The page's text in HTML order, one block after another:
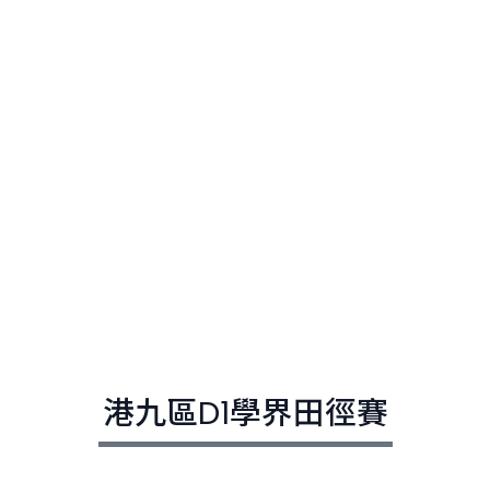
港九區D1學界田徑賽